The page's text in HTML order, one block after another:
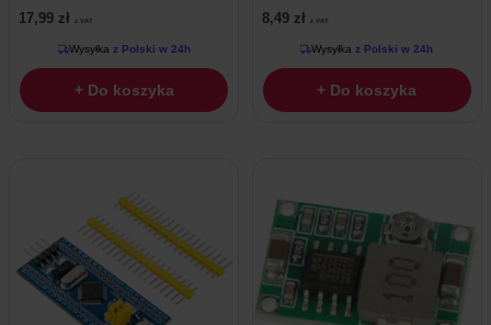
17,99 zł z VAT
Wysyłka z Polski w 24h
+ Do koszyka
8,49 zł z VAT
Wysyłka z Polski w 24h
+ Do koszyka